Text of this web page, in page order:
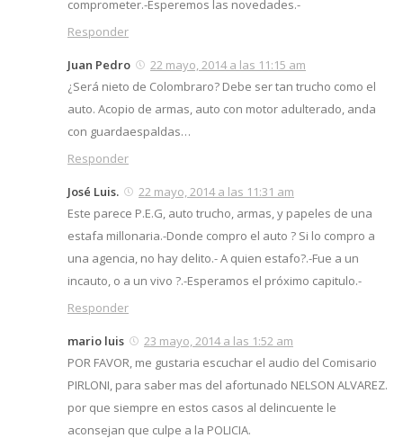
comprometer.-Esperemos las novedades.-
Responder
Juan Pedro
22 mayo, 2014 a las 11:15 am
¿Será nieto de Colombraro? Debe ser tan trucho como el
auto. Acopio de armas, auto con motor adulterado, anda
con guardaespaldas…
Responder
José Luis.
22 mayo, 2014 a las 11:31 am
Este parece P.E.G, auto trucho, armas, y papeles de una
estafa millonaria.-Donde compro el auto ? Si lo compro a
una agencia, no hay delito.- A quien estafo?.-Fue a un
incauto, o a un vivo ?.-Esperamos el próximo capitulo.-
Responder
mario luis
23 mayo, 2014 a las 1:52 am
POR FAVOR, me gustaria escuchar el audio del Comisario
PIRLONI, para saber mas del afortunado NELSON ALVAREZ.
por que siempre en estos casos al delincuente le
aconsejan que culpe a la POLICIA.